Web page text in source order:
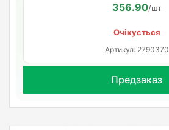
356.90/шт
Очікується
Артикул: 2790370
Предзаказ